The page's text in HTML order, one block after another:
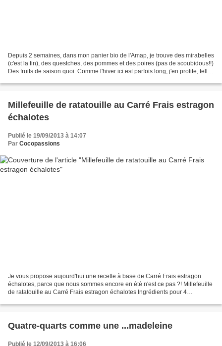
Depuis 2 semaines, dans mon panier bio de l'Amap, je trouve des mirabelles
(c'est la fin), des questches, des pommes et des poires (pas de scoubidous!!)
Des fruits de saison quoi. Comme l'hiver ici est parfois long, j'en profite, telle
Millefeuille de ratatouille au Carré Frais estragon
échalotes
Publié le 19/09/2013 à 14:07
Par Cocopassions
Je vous propose aujourd'hui une recette à base de Carré Frais estragon
échalotes, parce que nous sommes encore en été n'est ce pas ?! Millefeuille
de ratatouille au Carré Frais estragon échalotes Ingrédients pour 4
Quatre-quarts comme une ...madeleine
Publié le 12/09/2013 à 16:06